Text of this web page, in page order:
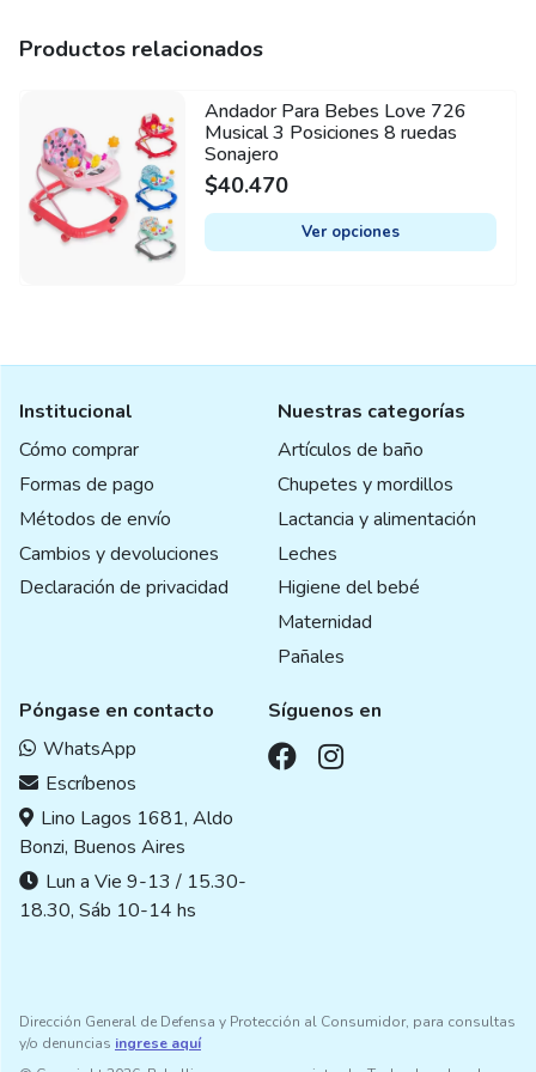
3004-V2F
Con barra de empuje
No
Con sonido
Productos relacionados
Andador Para Bebes Love 726
Musical 3 Posiciones 8 ruedas
Sonajero
$40.470
Ver opciones
This
product
has
multiple
Institucional
Cómo comprar
Formas de pago
Métodos de envío
Cambios y devoluciones
Declaración de privacidad
Nuestras categorías
Artículos de baño
Chupetes y mordillos
Lactancia y alimentación
Leches
Higiene del bebé
Maternidad
Pañales
Póngase en contacto
WhatsApp
Escríbenos
Lino Lagos 1681, Aldo
Bonzi, Buenos Aires
Lun a Vie 9-13 / 15.30-
18.30, Sáb 10-14 hs
Síguenos en
Dirección General de Defensa y Protección al Consumidor, para consultas
y/o denuncias ingrese aquí